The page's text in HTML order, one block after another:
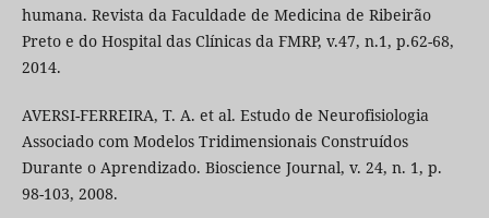
humana. Revista da Faculdade de Medicina de Ribeirão
Preto e do Hospital das Clínicas da FMRP, v.47, n.1, p.62-68,
2014.
AVERSI-FERREIRA, T. A. et al. Estudo de Neurofisiologia
Associado com Modelos Tridimensionais Construídos
Durante o Aprendizado. Bioscience Journal, v. 24, n. 1, p.
98-103, 2008.